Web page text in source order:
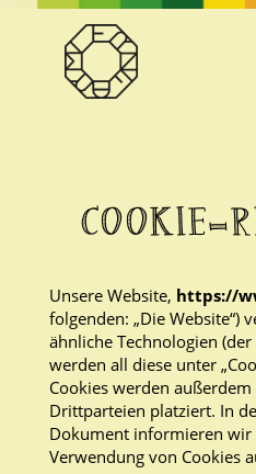
COOKIE-
Unsere Website, https://
folgenden: „Die Website“)
ähnliche Technologien
werden all diese unter
Cookies werden
Drittparteien platziert. In
Dokument informieren wir
Verwendung von Cookies